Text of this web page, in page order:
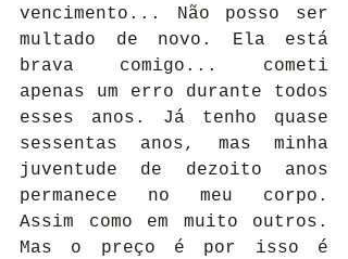
vencimento... Não posso ser
multado de novo. Ela está
brava comigo... cometi
apenas um erro durante todos
esses anos. Já tenho quase
sessentas anos, mas minha
juventude de dezoito anos
permanece no meu corpo.
Assim como em muito outros.
Mas o preço é por isso é